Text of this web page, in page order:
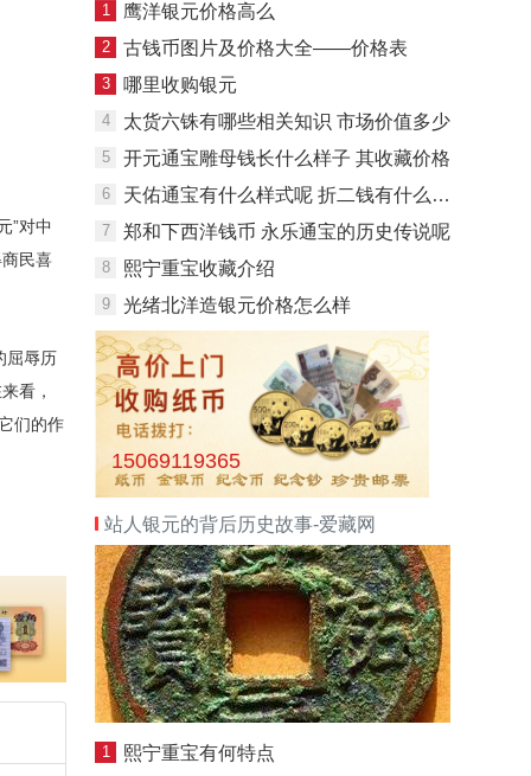
”对中
民喜
屈辱历
看，
们的作
1 鹰洋银元价格高么
2 古钱币图片及价格大全——价格表
3 哪里收购银元
4 太货六铢有哪些相关知识 市场价值多少
5 开元通宝雕母钱长什么样子 其收藏价格
6 天佑通宝有什么样式呢 折二钱有什么特点
7 郑和下西洋钱币 永乐通宝的历史传说呢
8 熙宁重宝收藏介绍
9 光绪北洋造银元价格怎么样
15069119365
站人银元的背后历史故事-爱藏网
1 熙宁重宝有何特点